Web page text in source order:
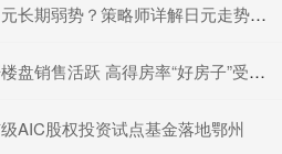
期弱势？策略师详解日元走势逻辑
销售活跃 高得房率“好房子”受青睐
AIC股权投资试点基金落地鄂州